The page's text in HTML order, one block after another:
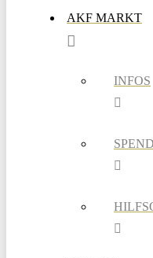
AKF MARKT
INFOS